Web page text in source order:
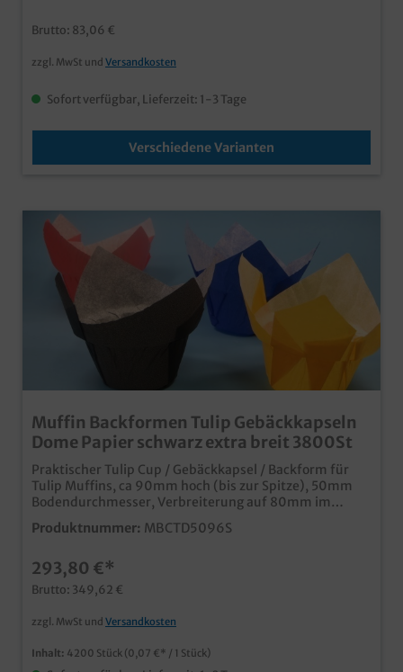
Kundenservice.
Brutto: 83,06 €
zzgl. MwSt und Versandkosten
Sofort verfügbar, Lieferzeit: 1-3 Tage
Verschiedene Varianten
Muffin Backformen Tulip Gebäckkapseln
Dome Papier schwarz extra breit 3800St
Praktischer Tulip Cup / Gebäckkapsel / Backform für
Tulip Muffins, ca 90mm hoch (bis zur Spitze), 50mm
Bodendurchmesser, Verbreiterung auf 80mm im
Kopfbereich, farbig schwarz, 3800 Stück im Karton,
ideal für den Einsatz in Bäckerei, Konditorei oder im
gefüllter Muffins mit breiter Kopfform (Dome)
praktische und kostengünstige Einweglösung für den
professionellen EInsatz
Produktnummer: MBCTD5096S
293,80 €*
Brutto: 349,62 €
zzgl. MwSt und Versandkosten
Inhalt: 4200 Stück (0,07 €* / 1 Stück)